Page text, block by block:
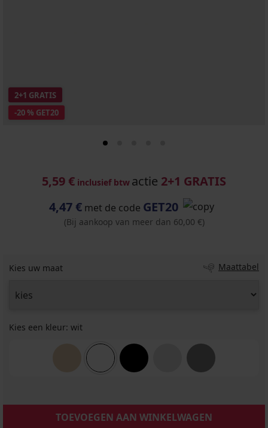
-20 % GET20
2+1 GRATIS
5,59 € inclusief btw actie 2+1 GRATIS
4,47 € met de code GET20
(Bij aankoop van meer dan 60,00 €)
Kies uw maat Maattabel
Kies een kleur: wit
TOEVOEGEN AAN WINKELWAGEN